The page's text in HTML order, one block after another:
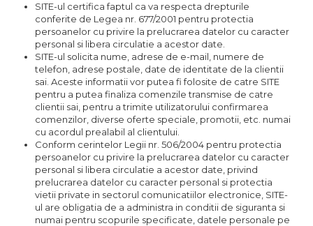
SITE-ul certifica faptul ca va respecta drepturile
conferite de Legea nr. 677/2001 pentru protectia
persoanelor cu privire la prelucrarea datelor cu caracter
personal si libera circulatie a acestor date.
SITE-ul solicita nume, adrese de e-mail, numere de
telefon, adrese postale, date de identitate de la clientii
sai. Aceste informatii vor putea fi folosite de catre SITE
pentru a putea finaliza comenzile transmise de catre
clientii sai, pentru a trimite utilizatorului confirmarea
comenzilor, diverse oferte speciale, promotii, etc. numai
cu acordul prealabil al clientului.
Conform cerintelor Legii nr. 506/2004 pentru protectia
persoanelor cu privire la prelucrarea datelor cu caracter
personal si libera circulatie a acestor date, privind
prelucrarea datelor cu caracter personal si protectia
vietii private in sectorul comunicatiilor electronice, SITE-
ul are obligatia de a administra in conditii de siguranta si
numai pentru scopurile specificate, datele personale pe